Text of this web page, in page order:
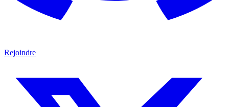
Rejoindre